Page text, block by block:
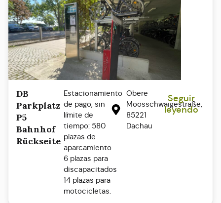
DB
Parkplatz
P5
Bahnhof
Rückseite
Estacionamiento
de pago, sin
límite de
tiempo: 580
plazas de
aparcamiento
6 plazas para
discapacitados
14 plazas para
motocicletas.
Obere
Moosschwaigestraße,
85221
Dachau
Seguir
leyendo